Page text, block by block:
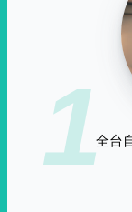
1全台